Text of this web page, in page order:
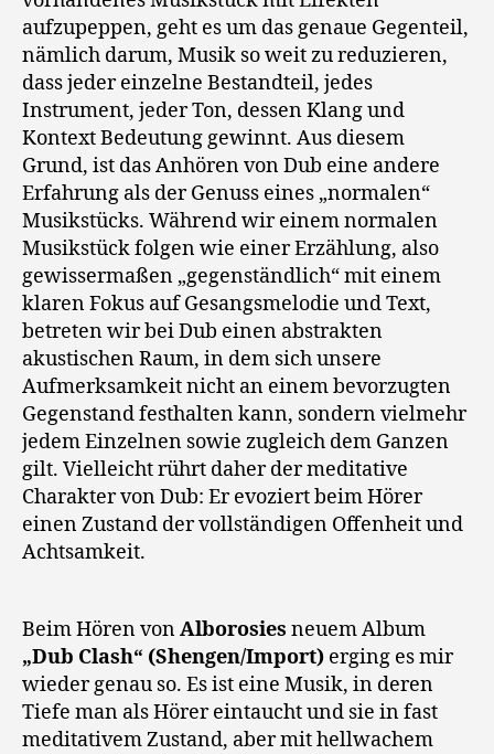
aufzupeppen, geht es um das genaue Gegenteil,
nämlich darum, Musik so weit zu reduzieren,
dass jeder einzelne Bestandteil, jedes
Instrument, jeder Ton, dessen Klang und
Kontext Bedeutung gewinnt. Aus diesem
Grund, ist das Anhören von Dub eine andere
Erfahrung als der Genuss eines „normalen“
Musikstücks. Während wir einem normalen
Musikstück folgen wie einer Erzählung, also
gewissermaßen „gegenständlich“ mit einem
klaren Fokus auf Gesangsmelodie und Text,
betreten wir bei Dub einen abstrakten
akustischen Raum, in dem sich unsere
Aufmerksamkeit nicht an einem bevorzugten
Gegenstand festhalten kann, sondern vielmehr
jedem Einzelnen sowie zugleich dem Ganzen
gilt. Vielleicht rührt daher der meditative
Charakter von Dub: Er evoziert beim Hörer
einen Zustand der vollständigen Offenheit und
Achtsamkeit.
Beim Hören vonAlborosies neuem Album
„Dub Clash“ (Shengen/Import) erging es mir
wieder genau so. Es ist eine Musik, in deren
Tiefe man als Hörer eintaucht und sie in fast
meditativem Zustand, aber mit hellwachem